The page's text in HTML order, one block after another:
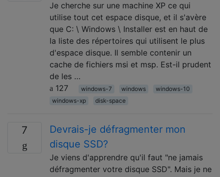
Je cherche sur une machine XP ce qui
utilise tout cet espace disque, et il s'avère
que C: \ Windows \ Installer est en haut de
la liste des répertoires qui utilisent le plus
d'espace disque. Il semble contenir un
cache de fichiers msi et msp. Est-il prudent
de les …
127
windows-7 windows
windows-10
windows-xp
disk-space
7
Devrais-je défragmenter mon
disque SSD?
Je viens d'apprendre qu'il faut "ne jamais
défragmenter votre disque SSD". Mais je ne